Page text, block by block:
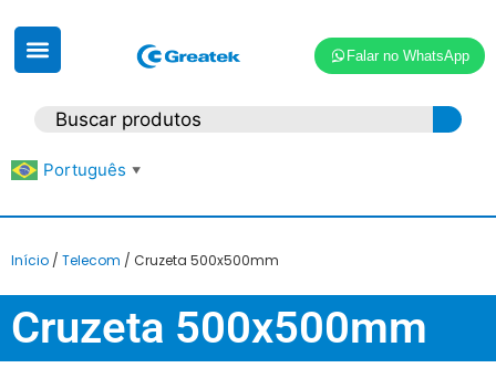
Falar no WhatsApp
Português ▼
Início / Telecom / Cruzeta 500x500mm
Cruzeta 500x500mm